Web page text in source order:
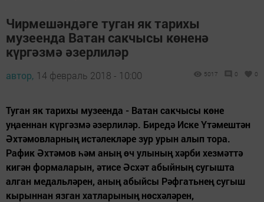
Чирмешәндәге туган як тарихы
музеенда Ватан сакчысы көненә
күргәзмә әзерлиләр
автор, 14 февраль 2018 - 10:00 5017 0 0
Туган як тарихы музеенда - Ватан сакчысы көне
уңаеннан күргәзмә әзерлиләр. Биредә Иске Үтәмештән
Әхтәмовларның истәлекләре зур урын алып тора.
Рафик Әхтәмов һәм аның өч улының хәрби хезмәттә
кигән формаларын, әтисе Әсхәт абыйның сугышта
алган медальләрен, аның абыйсы Рәфгатьнең сугыш
кырыннан язган хатларының нөсхәләрен,